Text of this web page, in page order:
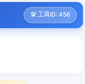
🛠️ 工具ID: 456